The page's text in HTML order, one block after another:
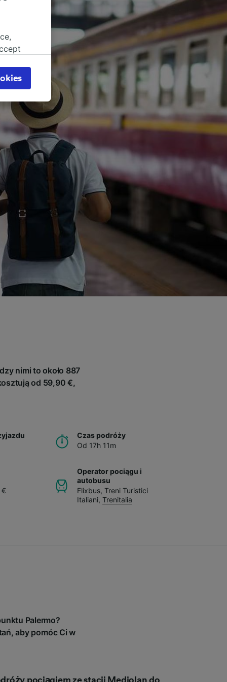
nimi to około 887
od 59,90 €,
Czas podróży
Od 17h 11m
Operator pociągu i
autobusu
Flixbus, Treni Turistici
Italiani, Trenitalia
Palermo?
aby pomóc Ci w
pociągiem ze stacji Mediolan do
page.